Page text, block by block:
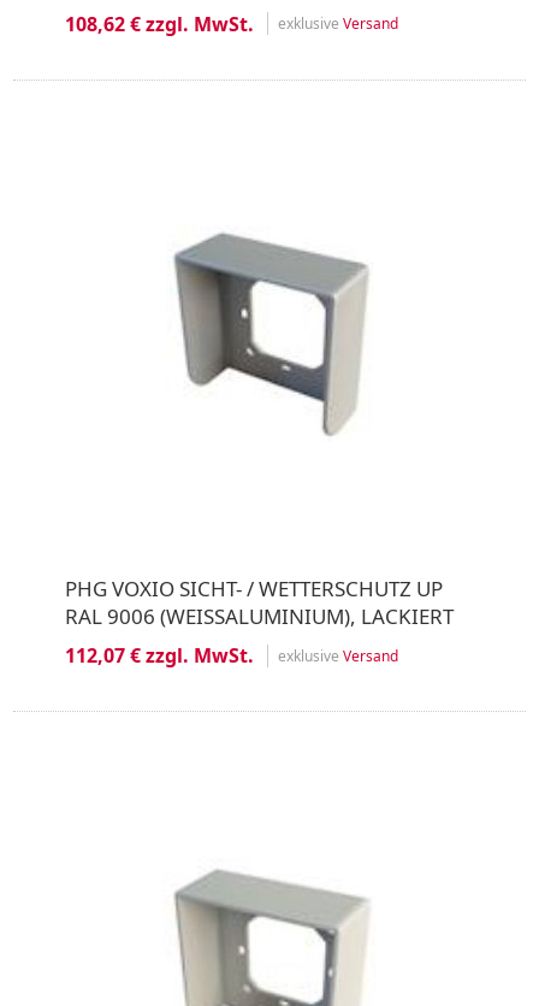
108,62 € zzgl. MwSt. exklusive Versand
PHG VOXIO SICHT- / WETTERSCHUTZ UP
RAL 9006 (WEISSALUMINIUM), LACKIERT
112,07 € zzgl. MwSt. exklusive Versand